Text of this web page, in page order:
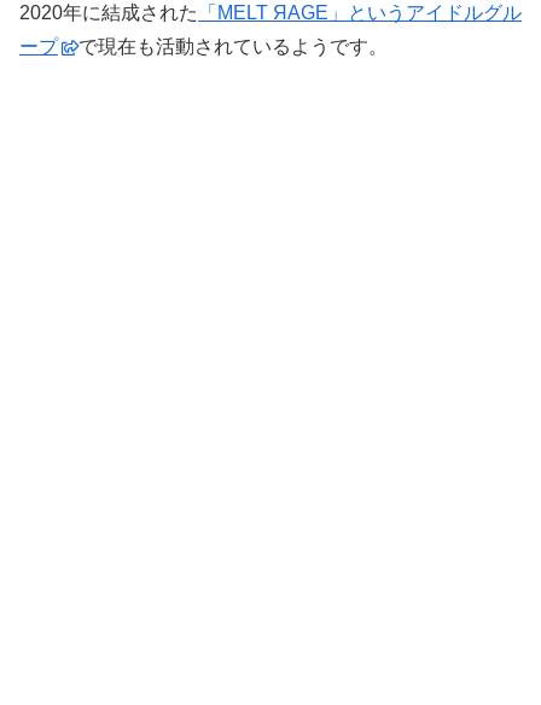
2020年に結成された
「MELT ЯAGE」というアイドルグル
ープ
で現在も活動されているようです。